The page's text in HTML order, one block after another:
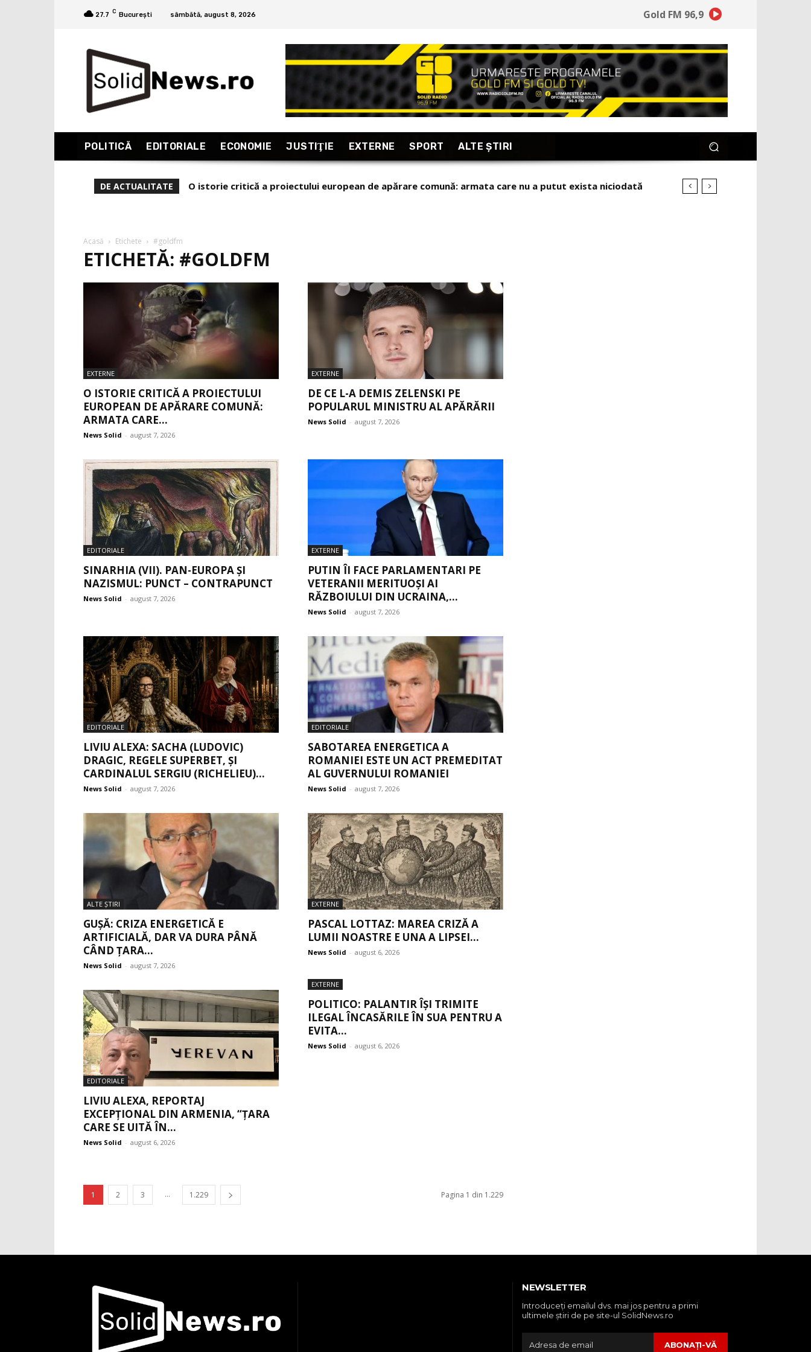
27.7 C București sâmbătă, august 8, 2026 Gold FM 96,9
POLITICĂ EDITORIALE ECONOMIE JUSTIŢIE EXTERNE SPORT ALTE ŞTIRI
DE ACTUALITATE O istorie critică a proiectului european de apărare comună: armata care nu a putut exista niciodată
De ce l-a demis Zelenski pe popularul Ministru al Apărării
Acasă Etichete #goldfm
ETICHETĂ: #GOLDFM
EXTERNE
O ISTORIE CRITICĂ A PROIECTULUI
EUROPEAN DE APĂRARE COMUNĂ:
ARMATA CARE...
News Solid - august 7, 2026
EXTERNE
DE CE L-A DEMIS ZELENSKI PE
POPULARUL MINISTRU AL APĂRĂRII
News Solid - august 7, 2026
EDITORIALE
SINARHIA (VII). PAN-EUROPA ȘI
NAZISMUL: PUNCT – CONTRAPUNCT
News Solid - august 7, 2026
EXTERNE
PUTIN ÎI FACE PARLAMENTARI PE
VETERANII MERITUOȘI AI
RĂZBOIULUI DIN UCRAINA,...
News Solid - august 7, 2026
EDITORIALE
LIVIU ALEXA: SACHA (LUDOVIC)
DRAGIC, REGELE SUPERBET, ŞI
CARDINALUL SERGIU (RICHELIEU)...
News Solid - august 7, 2026
EDITORIALE
SABOTAREA ENERGETICA A
ROMANIEI ESTE UN ACT PREMEDITAT
AL GUVERNULUI ROMANIEI
News Solid - august 7, 2026
ALTE ŞTIRI
GUȘĂ: CRIZA ENERGETICĂ E
ARTIFICIALĂ, DAR VA DURA PÂNĂ
CÂND ȚARA...
News Solid - august 7, 2026
EXTERNE
PASCAL LOTTAZ: MAREA CRIZĂ A
LUMII NOASTRE E UNA A LIPSEI...
News Solid - august 6, 2026
EDITORIALE
LIVIU ALEXA, REPORTAJ
EXCEPȚIONAL DIN ARMENIA, “ȚARA
CARE SE UITĂ ÎN...
News Solid - august 6, 2026
EXTERNE
POLITICO: PALANTIR ÎȘI TRIMITE
ILEGAL ÎNCASĂRILE ÎN SUA PENTRU A
EVITA...
News Solid - august 6, 2026
1 2 3 ... 1.229 Pagina 1 din 1.229
NEWSLETTER
Introduceţi emailul dvs. mai jos pentru a primi
ultimele ştiri de pe site-ul SolidNews.ro
ABONAŢI-VĂ